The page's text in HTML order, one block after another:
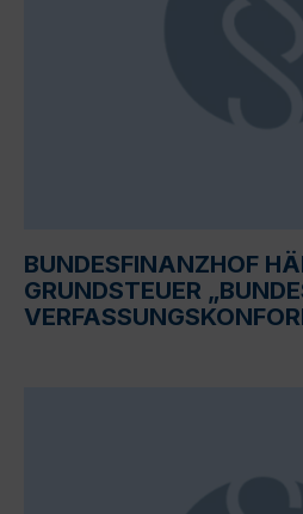
BUNDESFINANZHOF
GRUNDSTEUER